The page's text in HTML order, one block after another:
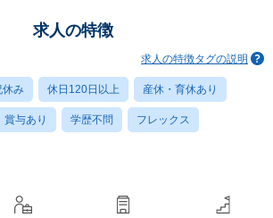
求人の特徴
求人の特徴タグの説明
休み 休日120日以上 産休・育休あり
賞与あり 学歴不問 フレックス